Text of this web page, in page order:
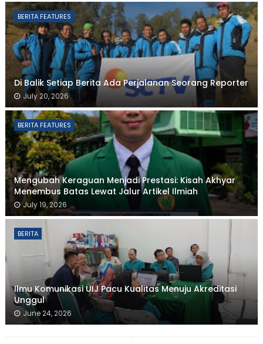
BERITA FEATURES
Di Balik Setiap Berita Ada Perjalanan Seorang Reporter
July 20, 2026
BERITA FEATURES
Mengubah Keraguan Menjadi Prestasi: Kisah Akhyar
Menembus Batas Lewat Jalur Artikel Ilmiah
July 19, 2026
BERITA
Ilmu Komunikasi UIJ Pacu Kualitas Menuju Akreditasi
Unggul
June 24, 2026